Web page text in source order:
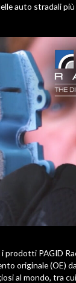
auto stradali
prodotti PAGID
originale (OE)
al mondo, tra